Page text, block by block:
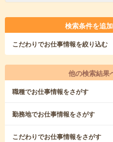
検索条件を追
こだわりでお仕事情報を絞り込む
他の検索結果
職種でお仕事情報をさがす
勤務地でお仕事情報をさがす
こだわりでお仕事情報をさがす